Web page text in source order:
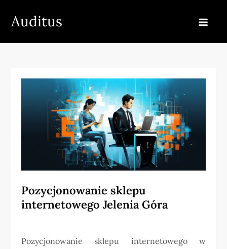
Auditus
Pozycjonowanie sklepu
internetowego Jelenia Góra
Pozycjonowanie sklepu internetowego w